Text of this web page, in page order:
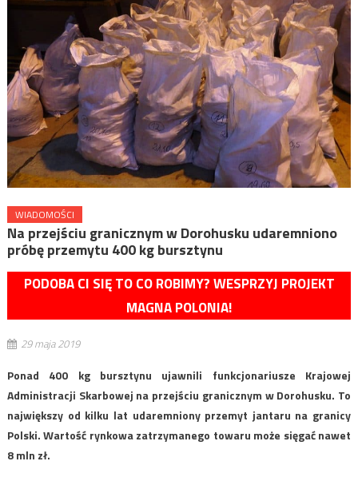
WIADOMOŚCI
Na przejściu granicznym w Dorohusku udaremniono
próbę przemytu 400 kg bursztynu
PODOBA CI SIĘ TO CO ROBIMY? WESPRZYJ PROJEKT
MAGNA POLONIA!
29 maja 2019
Ponad 400 kg bursztynu ujawnili funkcjonariusze Krajowej
Administracji Skarbowej na przejściu granicznym w Dorohusku. To
największy od kilku lat udaremniony przemyt jantaru na granicy
Polski. Wartość rynkowa zatrzymanego towaru może sięgać nawet
8 mln zł.